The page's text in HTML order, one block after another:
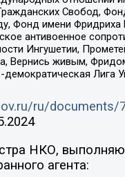
Свобод,
Фонд имени Фридриха
антивоенное
Ингушетии,
Вернись живым,
Лига
ru/documents/
НКО,
агента: